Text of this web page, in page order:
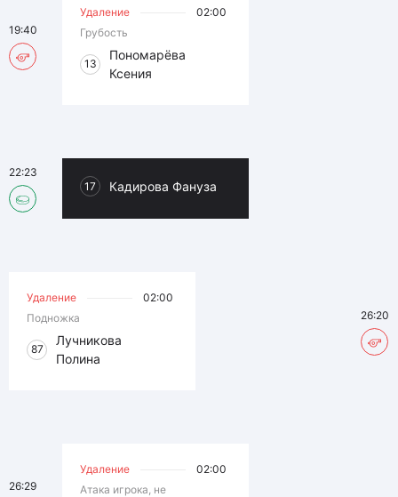
Удаление
02:00
Грубость
13
Пономарёва
Ксения
19:40
17 Кадирова Фануза
22:23
Удаление
02:00
Подножка
87
Лучникова
Полина
26:20
Удаление
02:00
Атака игрока, не
26:29